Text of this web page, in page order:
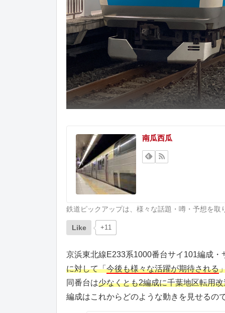
南瓜西瓜
鉄道ピックアップは、様々な話題・噂・予想を取
Like +11
京浜東北線E233系1000番台サイ101編成・
に対して「今後も様々な活躍が期待される
同番台は少なくとも2編成に千葉地区転用
編成はこれからどのような動きを見せるの